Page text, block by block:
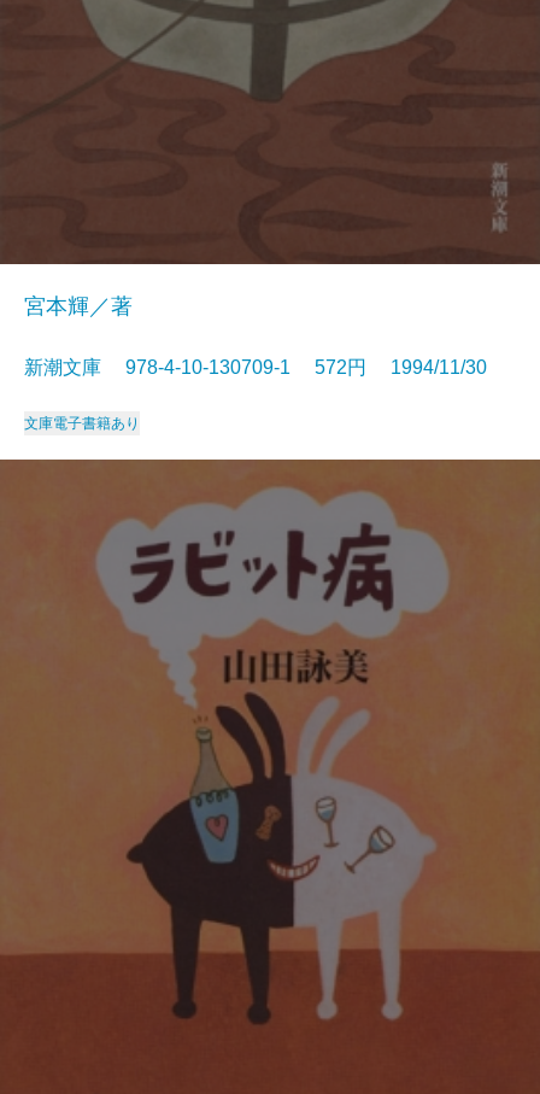
宮本輝／著
新潮文庫 978-4-10-130709-1 572円 1994/11/30
文庫電子書籍あり